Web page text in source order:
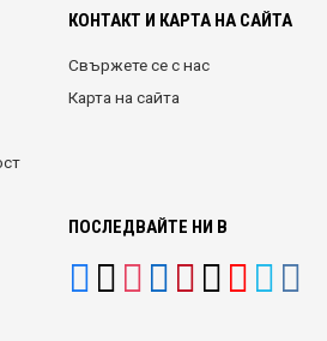
КОНТАКТ И КАРТА НА САЙТА
Свържете се с нас
Карта на сайта
ПОСЛЕДВАЙТЕ НИ В